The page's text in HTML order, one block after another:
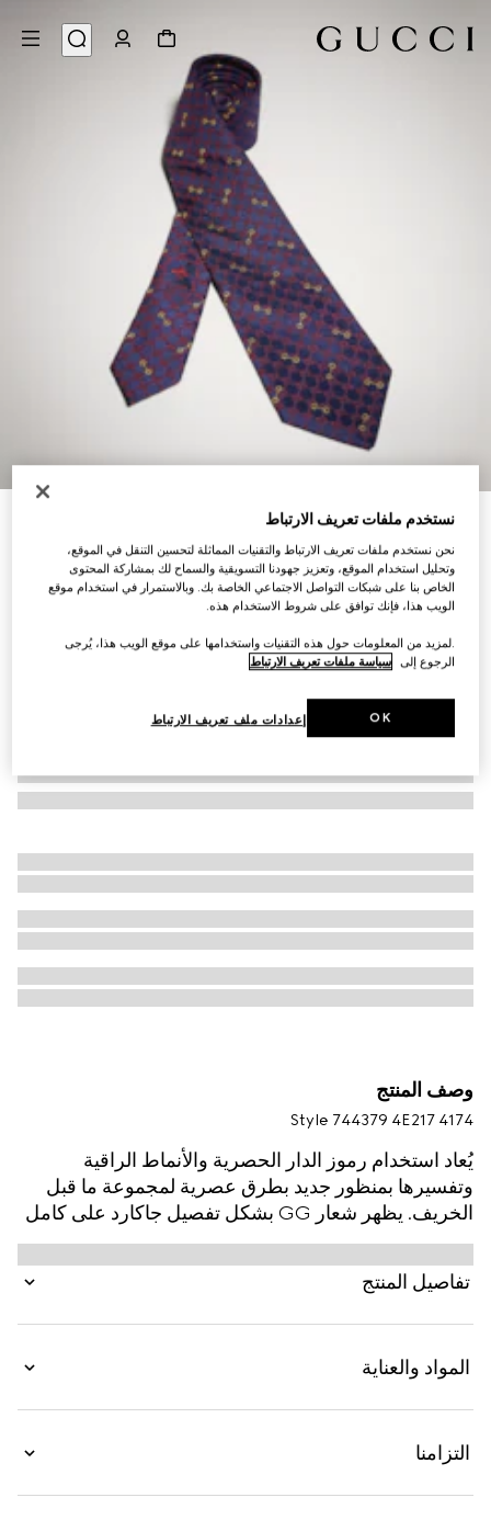
ربطة عنق من جاكارد الحرير بنقش GG
AED 1,200
تنويعاتأزرق وأحمر
وصف المنتج
Style ‎744379 4E217 4174
يُعاد استخدام رموز الدار الحصرية والأنماط الراقية
وتفسيرها بمنظور جديد بطرق عصرية لمجموعة ما قبل
الخريف. يظهر شعار GG بشكل تفصيل جاكارد على كامل
ربطة العنق هذه المصنوعة من الحرير باللونين الأزرق
والأحمر. يغني تطريز لشعار Horsebit التصاميم على
شكل تفصيل شعار إضافي.
تفاصيل المنتج
المواد والعناية
التزامنا
نستخدم ملفات تعريف الارتباط
نحن نستخدم ملفات تعريف الارتباط والتقنيات المماثلة لتحسين التنقل في الموقع،
وتحليل استخدام الموقع، وتعزيز جهودنا التسويقية والسماح لك بمشاركة المحتوى
الخاص بنا على شبكات التواصل الاجتماعي الخاصة بك. وبالاستمرار في استخدام موقع
الويب هذا، فإنك توافق على شروط الاستخدام هذه.
.لمزيد من المعلومات حول هذه التقنيات واستخدامها على موقع الويب هذا، يُرجى
الرجوع إلى سياسة ملفات تعريف الارتباط
إعدادات ملف تعريف الارتباط OK